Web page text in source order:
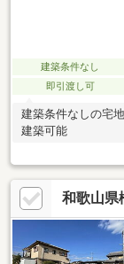
建築条件なし
即引渡し可
建築条件なしの宅
建築可能
和歌山県